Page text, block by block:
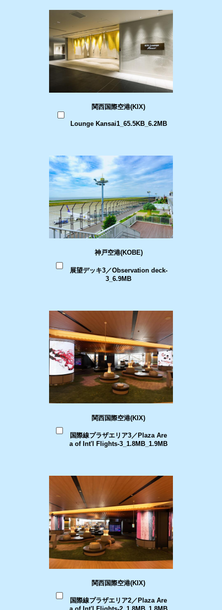
関西国際空港(KIX)
Lounge Kansai1_65.5KB_6.2MB
神戸空港(KOBE)
展望デッキ3／Observation deck-
3_6.9MB
関西国際空港(KIX)
国際線プラザエリア3／Plaza Are
a of Int'l Flights-3_1.8MB_1.9MB
関西国際空港(KIX)
国際線プラザエリア2／Plaza Are